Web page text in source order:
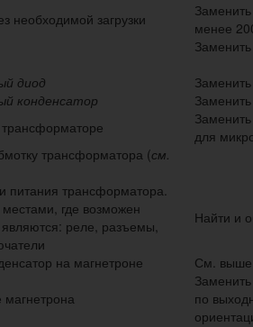
необходимой загрузки
менее
диод
конденсатор
для
трансформатора (см.
питания трансформатора.
где возможен
являются: реле, разъемы,
Найти и
на магнетроне
См. выше
магнетрона
по